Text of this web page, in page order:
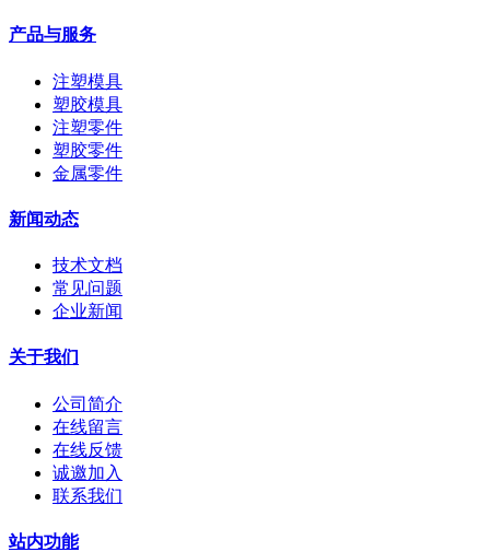
产品与服务
注塑模具
塑胶模具
注塑零件
塑胶零件
金属零件
新闻动态
技术文档
常见问题
企业新闻
关于我们
公司简介
在线留言
在线反馈
诚邀加入
联系我们
站内功能